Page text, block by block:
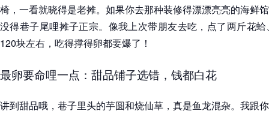
椅，一看就晓得是老摊。如果你去那种装修得漂漂亮亮的海鲜
没得巷子尾哩摊子正宗。像我上次带朋友去吃，点了两斤花
120块左右，吃得撑得卵都要爆了！
最卵要命哩一点：甜品铺子选错，钱都白花
讲到甜品哦，巷子里头的芋圆和烧仙草，真是鱼龙混杂。我跟